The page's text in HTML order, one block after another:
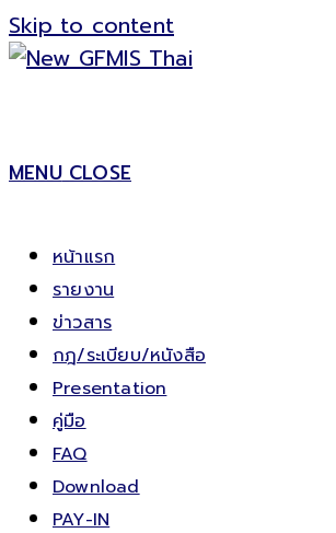
Skip to content
MENU CLOSE
หน้าแรก
รายงาน
ข่าวสาร
กฎ/ระเบียบ/หนังสือ
Presentation
คู่มือ
FAQ
Download
PAY-IN